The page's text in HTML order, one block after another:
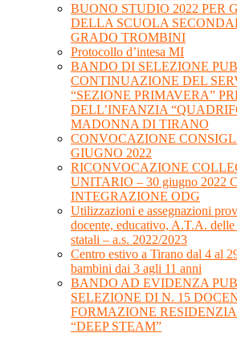
BUONO STUDIO 2022 PER
DELLA SCUOLA
GRADO TROMBINI
Protocollo d’intesa MI
BANDO DI SELEZIONE
CONTINUAZIONE DEL
“SEZIONE PRIMAVERA”
DELL’INFANZIA
MADONNA DI TIRANO
CONVOCAZIONE
GIUGNO 2022
RICONVOCAZIONE
UNITARIO – 30 giugno 2022
INTEGRAZIONE ODG
Utilizzazioni e assegnazioni
docente, educativo, A.T.A.
statali – a.s. 2022/2023
Centro estivo a Tirano dal 4 al
bambini dai 3 agli 11 anni
BANDO AD EVIDENZA
SELEZIONE DI N. 15
FORMAZIONE
“DEEP STEAM”